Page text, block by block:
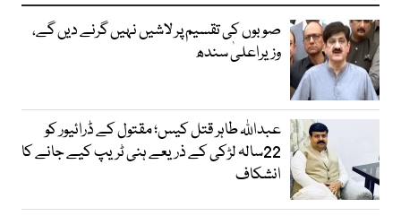
صوبوں کی تقسیم پر لاشیں نہیں گرنے دیں گے،
وزیراعلیٰ سندھ
عبداللہ طاہر قتل کیس؛ مقتول کے ڈرائیور کو
22سالہ لڑکی کے ذریعے ہنی ٹریپ کیے جانے کا
انشکاف